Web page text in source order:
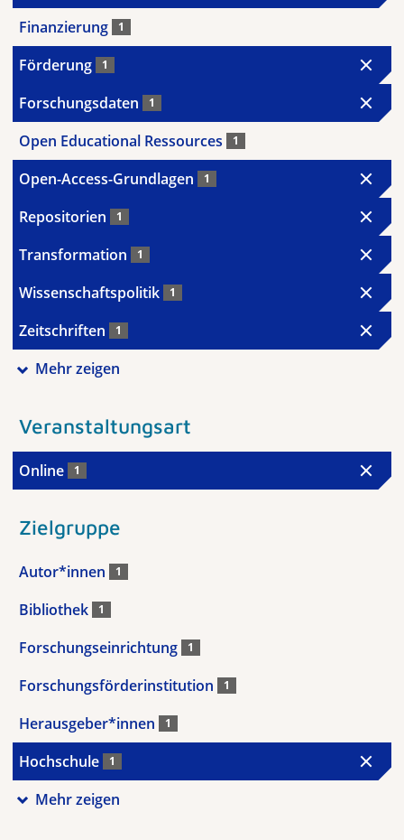
Finanzierung 1
Förderung 1
Forschungsdaten 1
Open Educational Ressources 1
Open-Access-Grundlagen 1
Repositorien 1
Transformation 1
Wissenschaftspolitik 1
Zeitschriften 1
Mehr zeigen
Veranstaltungsart
Online 1
Zielgruppe
Autor*innen 1
Bibliothek 1
Forschungseinrichtung 1
Forschungsförderinstitution 1
Herausgeber*innen 1
Hochschule 1
Mehr zeigen